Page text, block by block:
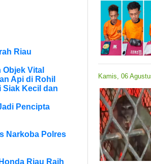
Riau
Vital
Api di Rohil
Siak Kecil dan
Pencipta
Narkoba Polres
Riau Raih
Kamis, 06